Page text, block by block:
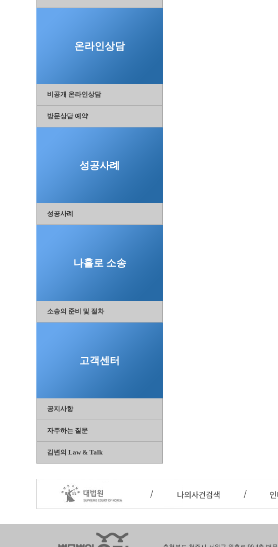
온라인상담
비공개 온라인상담
방문상담 예약
성공사례
성공사례
나홀로 소송
소송의 준비 및 절차
고객센터
공지사항
자주하는 질문
김변의 Law & Talk